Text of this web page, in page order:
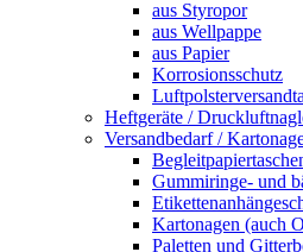
aus Styropor
aus Wellpappe
aus Papier
Korrosionsschutz
Heftgeräte /
Versandbedarf /
Gummiringe- und
Kartonagen (auch
Paletten und